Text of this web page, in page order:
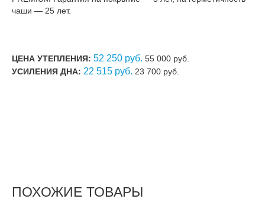
чаши — 25 лет.
ЦЕНА УТЕПЛЕНИЯ: 52 250 руб. 55 000 руб.
УСИЛЕНИЯ ДНА: 22 515 руб. 23 700 руб.
ПОХОЖИЕ ТОВАРЫ